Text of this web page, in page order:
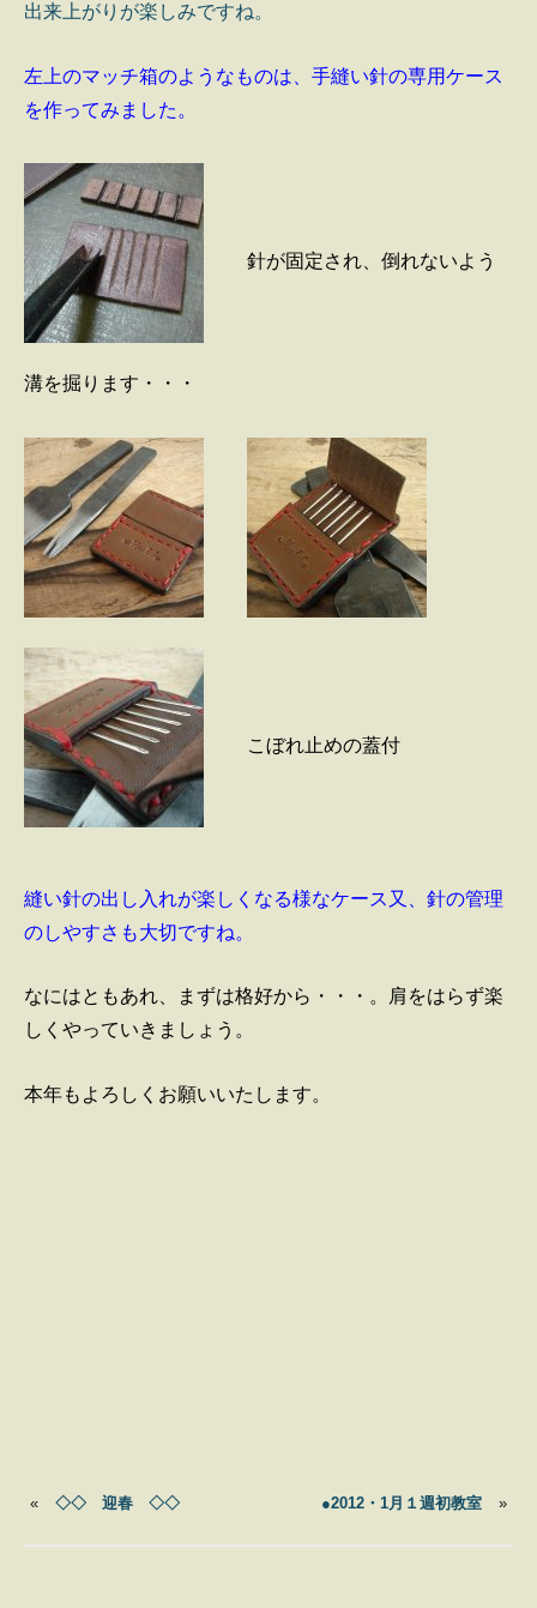
出来上がりが楽しみですね。
左上のマッチ箱のようなものは、手縫い針の専用ケース
を作ってみました。
針が固定され、倒れないよう
溝を掘ります・・・
こぼれ止めの蓋付
縫い針の出し入れが楽しくなる様なケース又、針の管理
のしやすさ も大切ですね。
なにはともあれ、まずは格好から・・・。
肩をはらず楽
しくやっていきましょう。
本年もよろしくお願いいたします。
« ◇◇ 迎春 ◇◇ ●2012・1月１週初教室 »